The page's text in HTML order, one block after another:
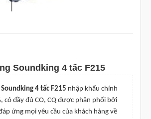
Soundking 4 tấc F215
4 tấc F215 nhập khẩu chính
có đầy đủ CO, CQ được phân phối bởi
ứng mọi yêu cầu của khách hàng về